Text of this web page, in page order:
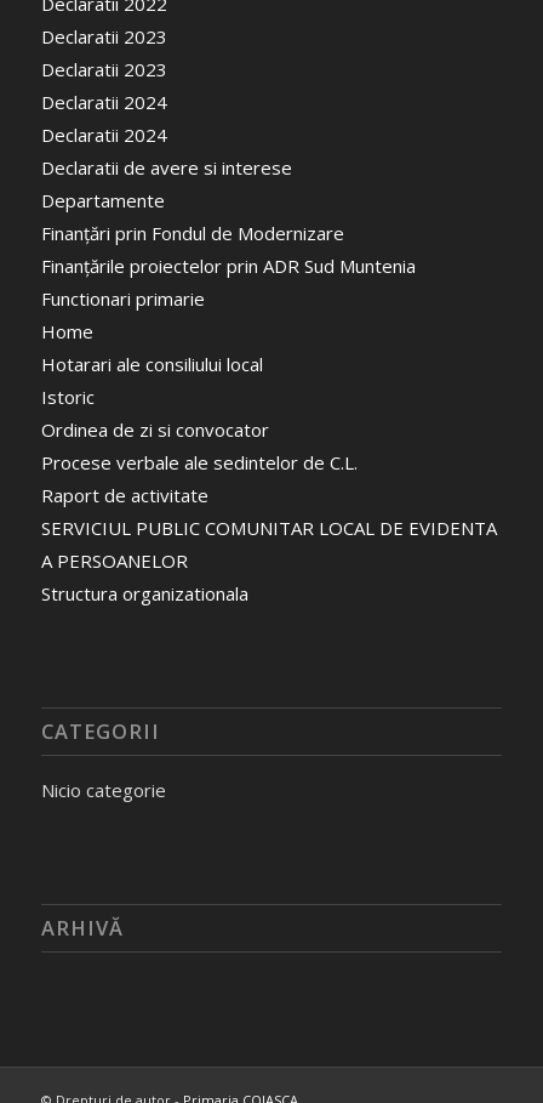
Declaratii 2023
Declaratii 2023
Declaratii 2024
Declaratii 2024
Declaratii de avere si interese
Departamente
Finanțări prin Fondul de Modernizare
Finanțările proiectelor prin ADR Sud Muntenia
Functionari primarie
Home
Hotarari ale consiliului local
Istoric
Ordinea de zi si convocator
Procese verbale ale sedintelor de C.L.
Raport de activitate
SERVICIUL PUBLIC COMUNITAR LOCAL DE EVIDENTA
A PERSOANELOR
Structura organizationala
CATEGORII
Nicio categorie
ARHIVĂ